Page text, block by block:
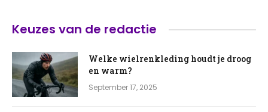
Keuzes van de redactie
Welke wielrenkleding houdt je droog
en warm?
September 17, 2025